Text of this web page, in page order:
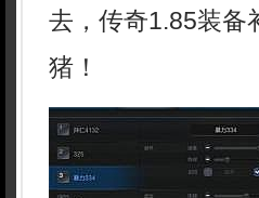
去，传奇1.85装备
猪！